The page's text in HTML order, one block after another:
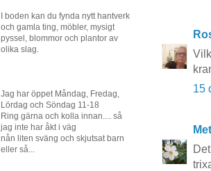
15
I boden kan du fynda nytt hantverk
och gamla ting, möbler, mysigt
pyssel, blommor och plantor av
olika slag.
Jag har öppet Måndag, Fredag,
Lördag och Söndag 11-18
Ring gärna och kolla innan.... så
jag inte har åkt i väg
nån liten sväng och skjutsat barn
eller så...